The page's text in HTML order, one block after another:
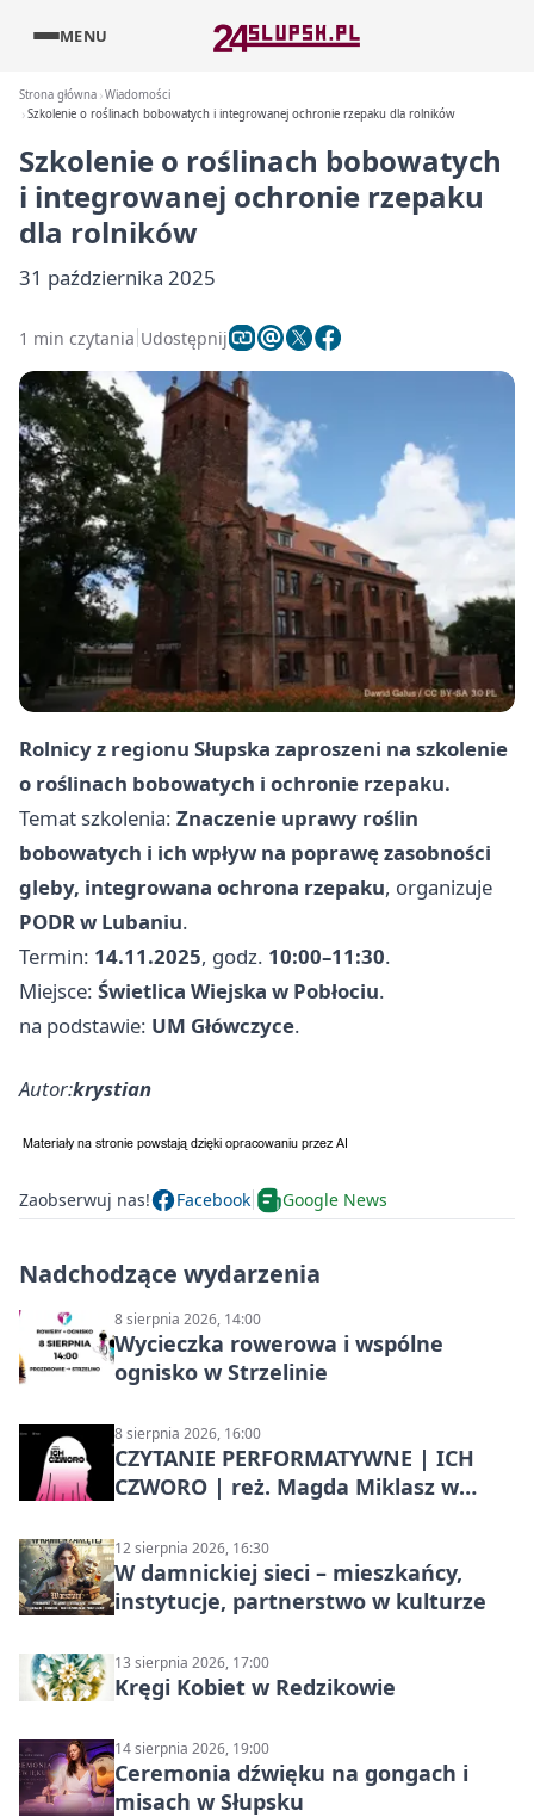
MENU
Strona główna Wiadomości
Szkolenie o roślinach bobowatych i integrowanej ochronie rzepaku dla rolników
Szkolenie o roślinach bobowatych
i integrowanej ochronie rzepaku
dla rolników
31 października 2025
1 min czytania Udostępnij
Rolnicy z regionu Słupska zaproszeni na szkolenie
o roślinach bobowatych i ochronie rzepaku.
Temat szkolenia: Znaczenie uprawy roślin
bobowatych i ich wpływ na poprawę zasobności
gleby, integrowana ochrona rzepaku, organizuje
PODR w Lubaniu.
Termin: 14.11.2025, godz. 10:00–11:30.
Miejsce: Świetlica Wiejska w Pobłociu.
na podstawie: UM Główczyce.
Autor:krystian
Zaobserwuj nas! Facebook Google News
Nadchodzące wydarzenia
8 sierpnia 2026, 14:00
Wycieczka rowerowa i wspólne
ognisko w Strzelinie
8 sierpnia 2026, 16:00
CZYTANIE PERFORMATYWNE | ICH
CZWORO | reż. Magda Miklasz w
12 sierpnia 2026, 16:30
W damnickiej sieci – mieszkańcy,
instytucje, partnerstwo w kulturze
13 sierpnia 2026, 17:00
Kręgi Kobiet w Redzikowie
14 sierpnia 2026, 19:00
Ceremonia dźwięku na gongach i
misach w Słupsku